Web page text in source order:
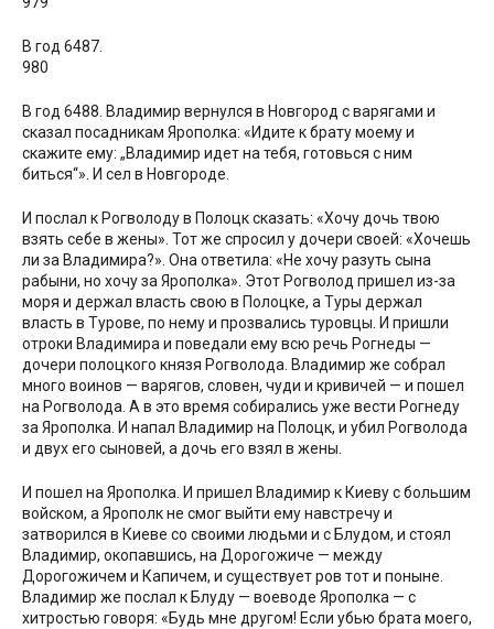
В год 6487.
980
В год 6488. Владимир вернулся в Новгород с варягами и
сказал посадникам Ярополка: «Идите к брату моему и
скажите ему: „Владимир идет на тебя, готовься с ним
биться“». И сел в Новгороде.
И послал к Рогволоду в Полоцк сказать: «Хочу дочь твою
взять себе в жены». Тот же спросил у дочери своей: «Хочешь
ли за Владимира?». Она ответила: «Не хочу разуть сына
рабыни, но хочу за Ярополка». Этот Рогволод пришел из-за
моря и держал власть свою в Полоцке, а Туры держал
власть в Турове, по нему и прозвались туровцы. И пришли
отроки Владимира и поведали ему всю речь Рогнеды —
дочери полоцкого князя Рогволода. Владимир же собрал
много воинов — варягов, словен, чуди и кривичей — и пошел
на Рогволода. А в это время собирались уже вести Рогнеду
за Ярополка. И напал Владимир на Полоцк, и убил Рогволода
и двух его сыновей, а дочь его взял в жены.
И пошел на Ярополка. И пришел Владимир к Киеву с большим
войском, а Ярополк не смог выйти ему навстречу и
затворился в Киеве со своими людьми и с Блудом, и стоял
Владимир, окопавшись, на Дорогожиче — между
Дорогожичем и Капичем, и существует ров тот и поныне.
Владимир же послал к Блуду — воеводе Ярополка — с
хитростью говоря: «Будь мне другом! Если убью брата моего,